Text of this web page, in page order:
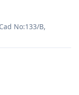
No:133/B,